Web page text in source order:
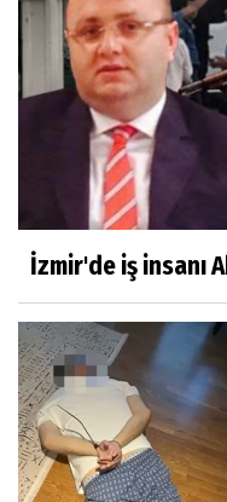
İzmir'de iş insanı